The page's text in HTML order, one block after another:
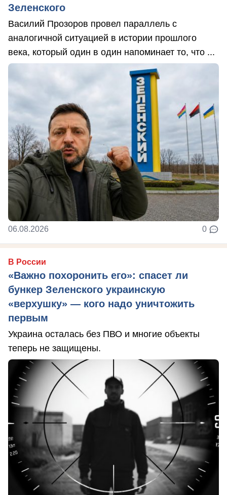
Зеленского
Василий Прозоров провел параллель с
аналогичной ситуацией в истории прошлого
века, который один в один напоминает то, что ...
06.08.2026 0
В России
«Важно похоронить его»: спасет ли
бункер Зеленского украинскую
«верхушку» — кого надо уничтожить
первым
Украина осталась без ПВО и многие объекты
теперь не защищены.